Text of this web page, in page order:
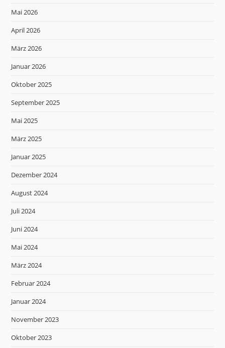
Mai 2026
April 2026
März 2026
Januar 2026
Oktober 2025
September 2025
Mai 2025
März 2025
Januar 2025
Dezember 2024
August 2024
Juli 2024
Juni 2024
Mai 2024
März 2024
Februar 2024
Januar 2024
November 2023
Oktober 2023